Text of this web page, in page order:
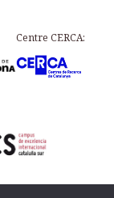
Centre CERCA: